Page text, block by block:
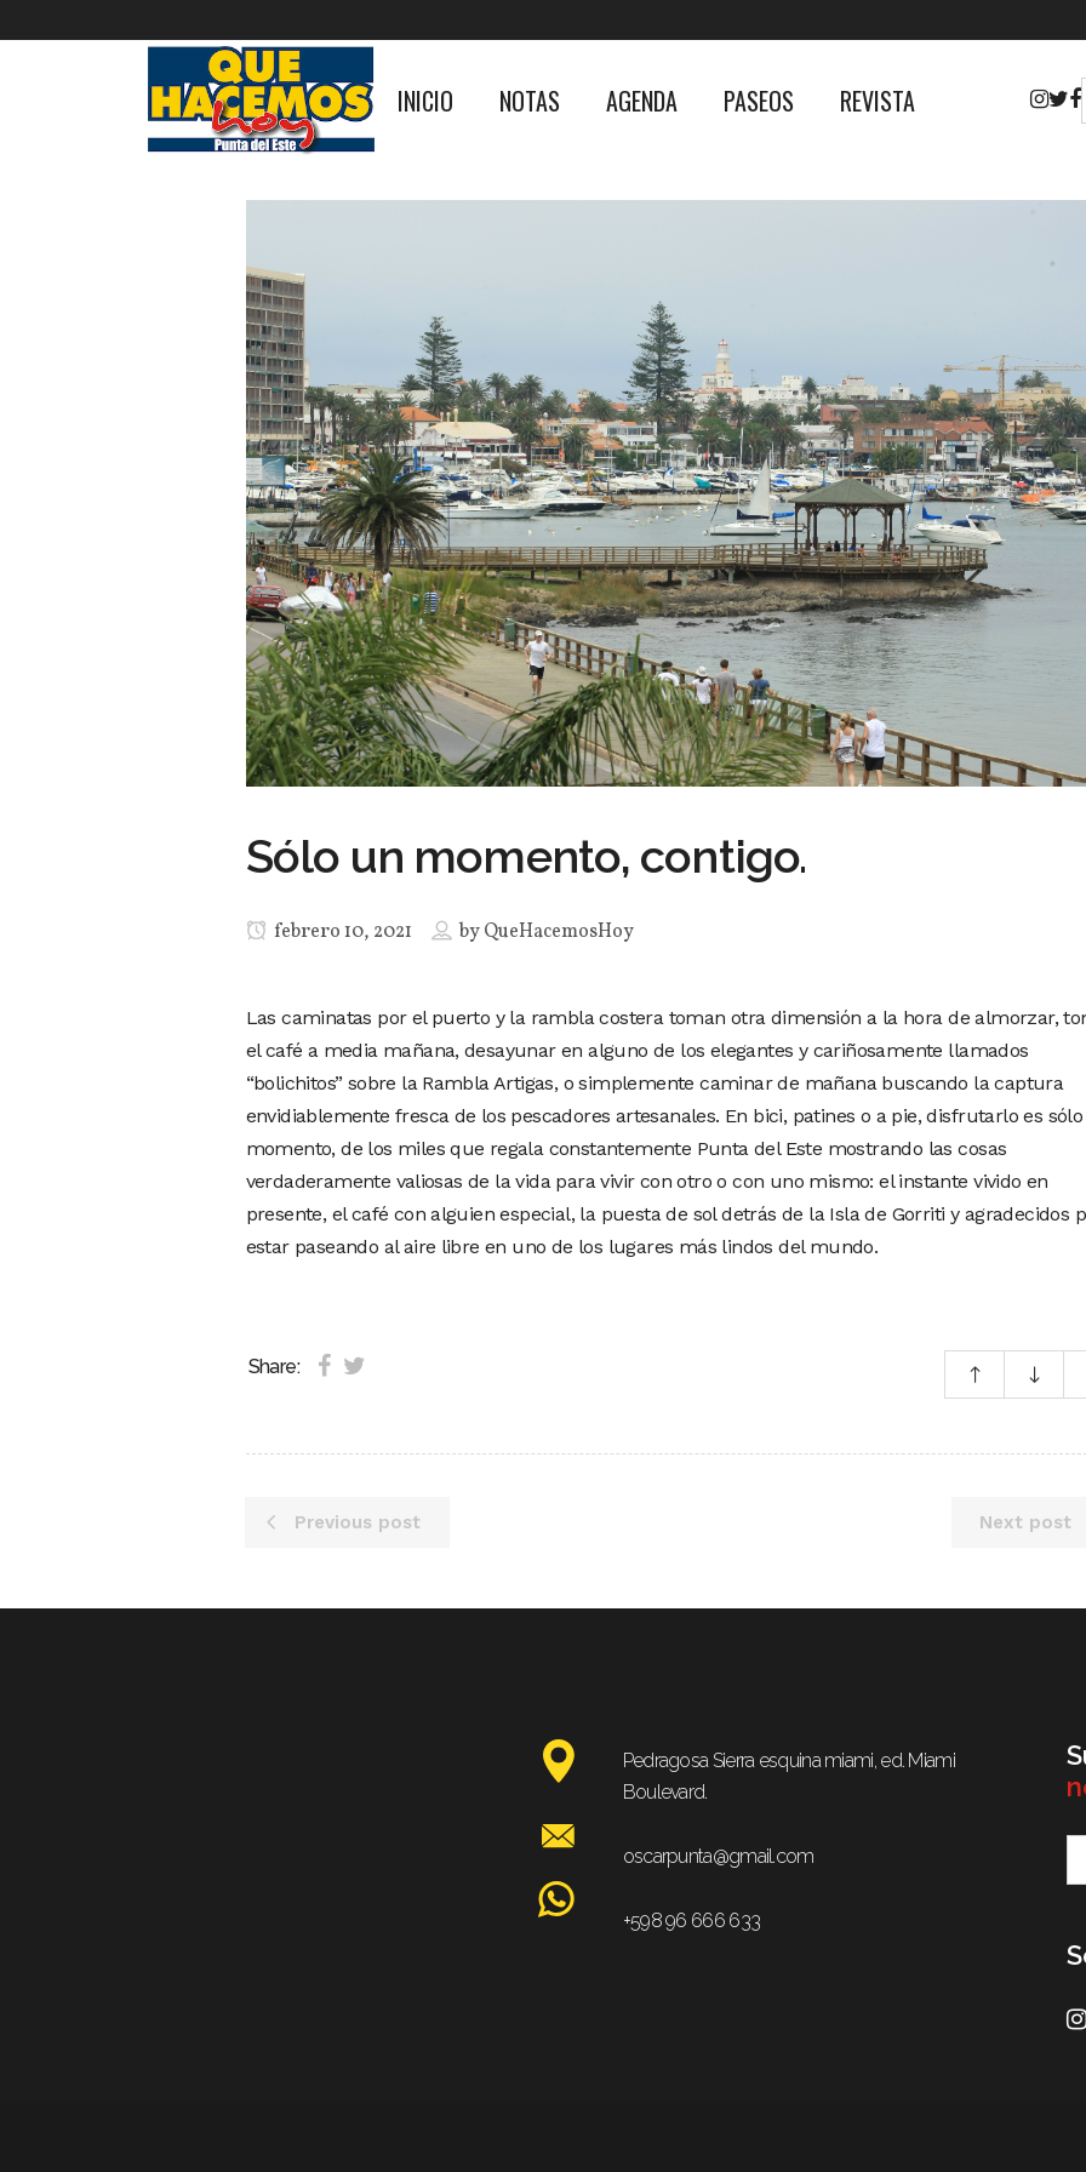
INICIO NOTAS AGENDA PASEOS REVISTA
Sólo un momento, contigo.
febrero 10, 2021 byQueHacemosHoy
Las caminatas por el puerto y la rambla costera toman otra dimensión a la hora de almorzar,
el café a media mañana, desayunar en alguno de los elegantes y cariñosamente llamados
“bolichitos” sobre la Rambla Artigas, o simplemente caminar de mañana buscando la captura
envidiablemente fresca de los pescadores artesanales. En bici, patines o a pie, disfrutarlo es
momento, de los miles que regala constantemente Punta del Este mostrando las cosas
verdaderamente valiosas de la vida para vivir con otro o con uno mismo: el instante vivido en
presente, el café con alguien especial, la puesta de sol detrás de la Isla de Gorriti y agradecidos
estar paseando al aire libre en uno de los lugares más lindos del mundo.
Share:
Previous post Next post
Pedragosa Sierra esquina miami, ed. Miami
Boulevard.
oscarpunta@gmail.com
+598 96 666 633